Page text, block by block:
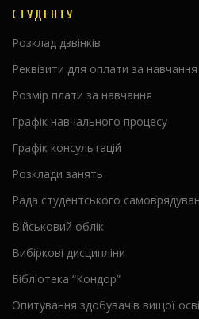
СТУДЕНТУ
Розклад дзвінків
Реквізити для оплати за навчання
Розмір плати за навчання
Графік навчального процесу
Графік консультацій
Розклади занять
Рада студентського
Військовий облік
Вибіркові дисципліни
Бібліотека “Кондор”
Опитування здобувачів вищої